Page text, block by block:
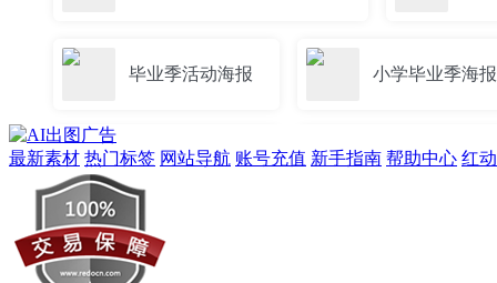
毕业季活动海报 小学毕业季海报
高校毕业季海报 手绘毕业季海报
创意毕业季海报背景
最新素材 热门标签 网站导航 账号充值 新手指南 帮助中心 红